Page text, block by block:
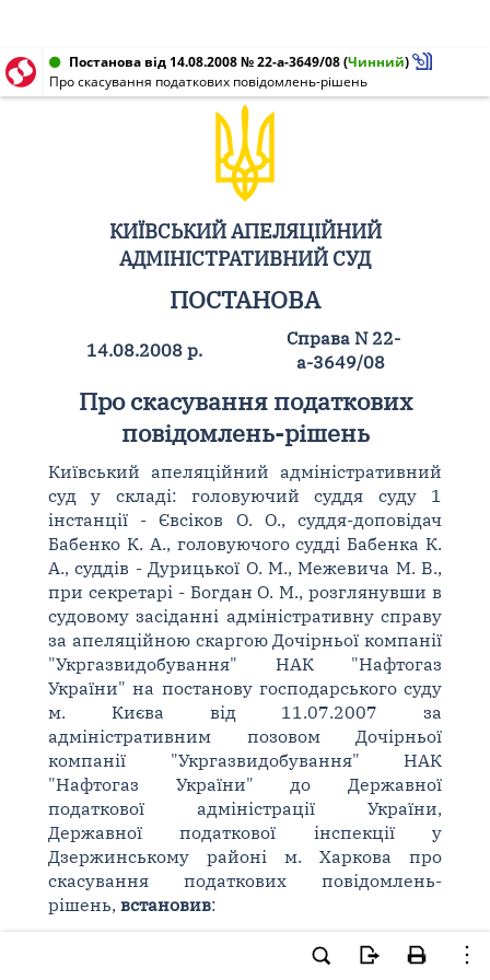
Постанова від 14.08.2008 № 22-а-3649/08(Чинний)
Про скасування податкових повідомлень-рішень
КИЇВСЬКИЙ АПЕЛЯЦІЙНИЙ
АДМІНІСТРАТИВНИЙ СУД
ПОСТАНОВА
14.08.2008 р.
Справа N 22-
а-3649/08
Про скасування податкових
повідомлень-рішень
Київський апеляційний адміністративний
суд у складі: головуючий суддя суду 1
інстанції - Євсіков О. О., суддя-доповідач
Бабенко К. А., головуючого судді Бабенка К.
А., суддів - Дурицької О. М., Межевича М. В.,
при секретарі - Богдан О. М., розглянувши в
судовому засіданні адміністративну справу
за апеляційною скаргою Дочірньої компанії
"Укргазвидобування" НАК "Нафтогаз
України" на постанову господарського суду
м. Києва від 11.07.2007 за
адміністративним позовом Дочірньої
компанії "Укргазвидобування" НАК
"Нафтогаз України" до Державної
податкової адміністрації України,
Державної податкової інспекції у
Дзержинському районі м. Харкова про
скасування податкових повідомлень-
рішень, встановив:
Постановою господарського суду м. Києва
від 11.07.2007 в адміністративному позові